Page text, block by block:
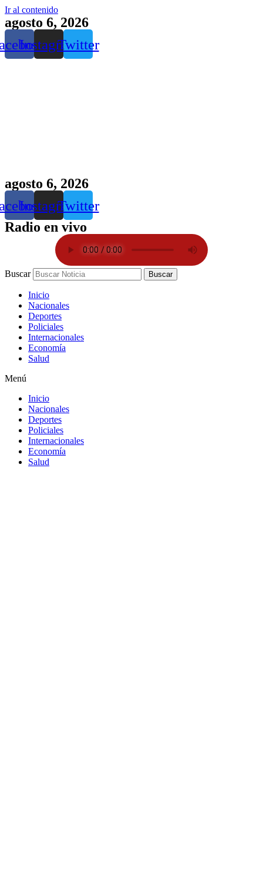
Ir al contenido
agosto 6, 2026
InstagramTwitter
agosto 6, 2026
InstagramTwitter
Radio en vivo
Buscar Buscar
Inicio
Nacionales
Deportes
Policiales
Internacionales
Economía
Salud
Menú
Inicio
Nacionales
Deportes
Policiales
Internacionales
Economía
Salud